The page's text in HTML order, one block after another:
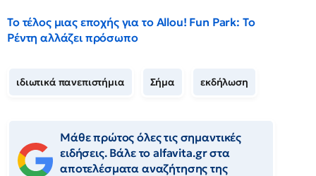
Το τέλος μιας εποχής για το Allou! Fun Park: Το
Ρέντη αλλάζει πρόσωπο
ιδιωτικά πανεπιστήμια Σήμα εκδήλωση
Μάθε πρώτος όλες τις σημαντικές
ειδήσεις. Βάλε το alfavita.gr στα
αποτελέσματα αναζήτησης της